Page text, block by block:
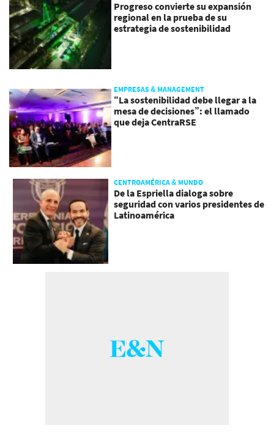
Progreso convierte su expansión
regional en la prueba de su
estrategia de sostenibilidad
EMPRESAS & MANAGEMENT
“La sostenibilidad debe llegar a la
mesa de decisiones”: el llamado
que deja CentraRSE
CENTROAMÉRICA & MUNDO
De la Espriella dialoga sobre
seguridad con varios presidentes de
Latinoamérica